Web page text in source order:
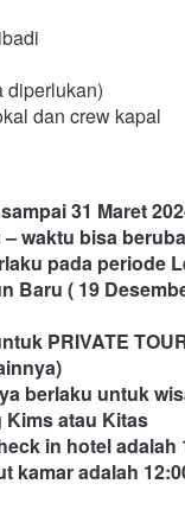
diperlukan)
dan crew kapal
31 Maret
waktu bisa
pada periode
Baru ( 19
PRIVATE
berlaku untuk
atau Kitas
in hotel adalah
kamar adalah